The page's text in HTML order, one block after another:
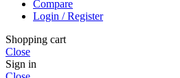
Compare
Login / Register
Shopping cart
Close
Sign in